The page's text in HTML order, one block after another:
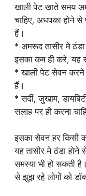
खाली पेट खाते समय
चाहिए, अधपका होने से
हैं।
* अमरूद तासीर मे ठंडा
इसका कम ही करे, यह
* खाली पेट सेवन करने
हैं।
* सर्दी, जुखाम,
सलाह पर ही करना
इसका सेवन हर किसी
यह तासीर मे ठंडा
समस्या भी हो सकती
से झुझ रहे लोगों को